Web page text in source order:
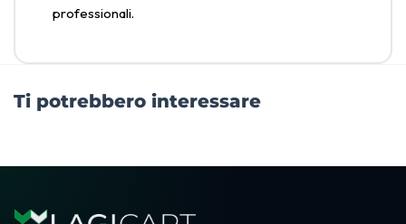
professionali.
Ti potrebbero interessare